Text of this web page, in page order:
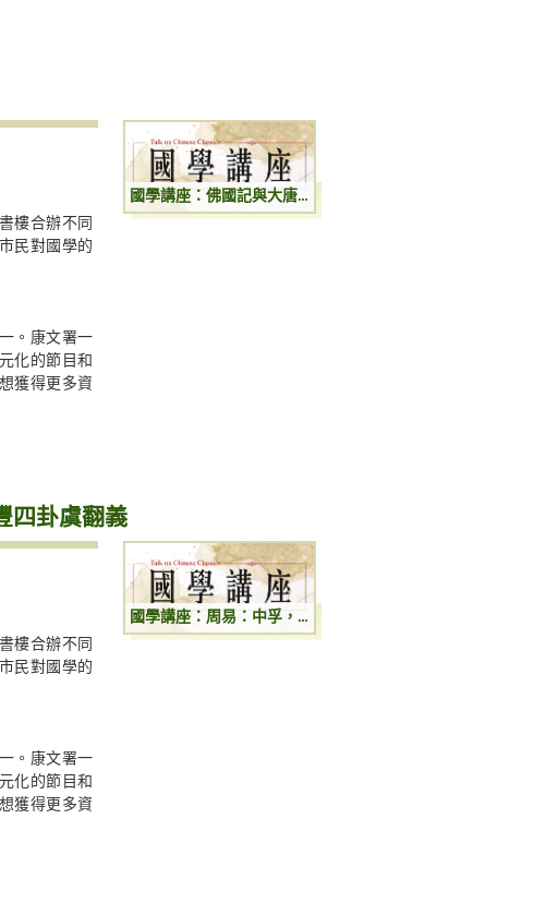
樓合辦不同
民對國學的
。康文署一
化的節目和
獲得更多資
國學講座：佛國記與大唐西域記
四卦虞翻義
樓合辦不同
民對國學的
。康文署一
化的節目和
獲得更多資
國學講座：周易：中孚，无妄，渙，豐四卦虞翻義